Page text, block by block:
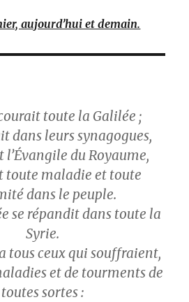
aujourd’hui et demain.
toute la Galilée ;
dans leurs synagogues,
du Royaume,
toute maladie et toute
dans le peuple.
se répandit dans toute la
Syrie.
tous ceux qui souffraient,
et de tourments de
toutes sortes :